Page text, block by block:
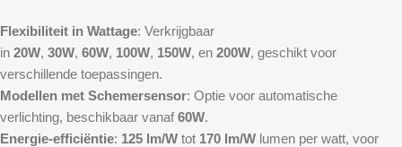
Flexibiliteit in Wattage: Verkrijgbaar
in 20W, 30W, 60W, 100W, 150W, en 200W, geschikt voor
verschillende toepassingen.
Modellen met Schemersensor: Optie voor automatische
verlichting, beschikbaar vanaf 60W.
Energie-efficiëntie: 125 lm/W tot 170 lm/W lumen per watt, voor